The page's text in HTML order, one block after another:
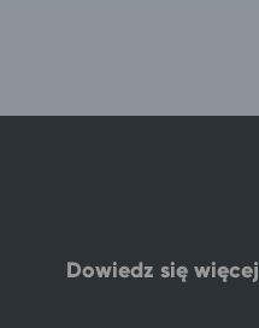
Dowiedz się więcej